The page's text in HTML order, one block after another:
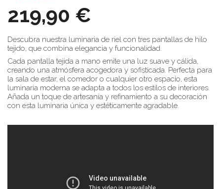
219,90 €
Descubra nuestra luminaria de riel con tres pantallas de hilo
tejido, que combina elegancia y funcionalidad.
Cada pantalla tejida a mano emite una luz suave y cálida,
creando una atmósfera acogedora y sofisticada. Perfecta para
la sala de estar, el comedor o cualquier otro espacio, esta
luminaria moderna se adapta a todos los estilos de interiores.
Añada un toque de artesanía y refinamiento a su decoración
con esta luminaria única y estéticamente agradable.